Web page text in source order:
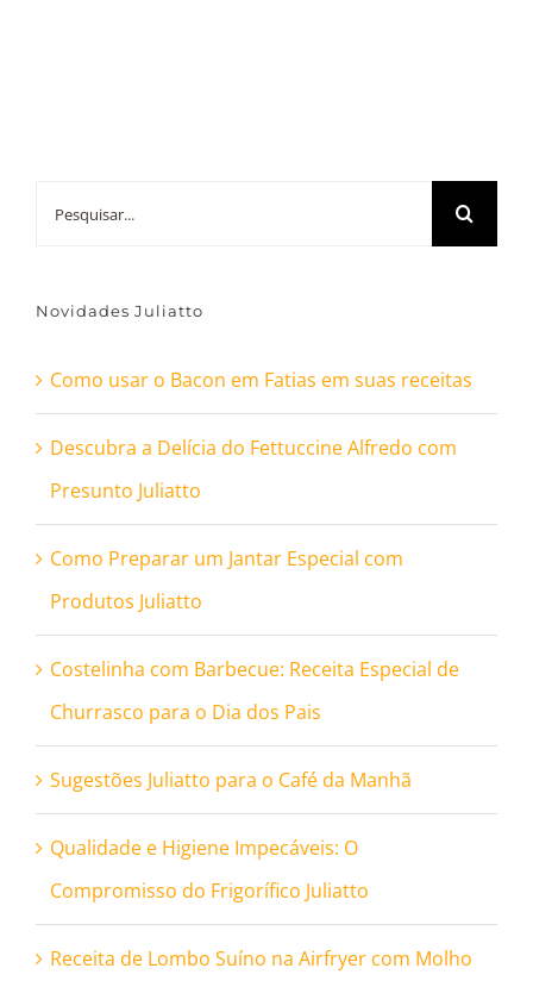
Novidades Juliatto
Como usar o Bacon em Fatias em suas receitas
Descubra a Delícia do Fettuccine Alfredo com
Presunto Juliatto
Como Preparar um Jantar Especial com
Produtos Juliatto
Costelinha com Barbecue: Receita Especial de
Churrasco para o Dia dos Pais
Sugestões Juliatto para o Café da Manhã
Qualidade e Higiene Impecáveis: O
Compromisso do Frigorífico Juliatto
Receita de Lombo Suíno na Airfryer com Molho